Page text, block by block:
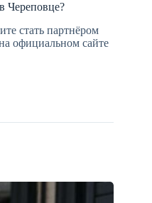
Череповце?
стать партнёром
официальном сайте